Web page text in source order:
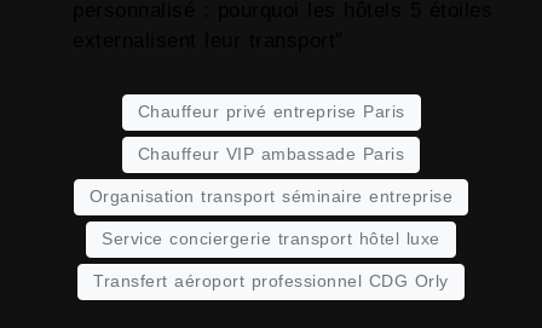
Chauffeur privé entreprise Paris
Chauffeur VIP ambassade Paris
Organisation transport séminaire entreprise
Service conciergerie transport hôtel luxe
Transfert aéroport professionnel CDG Orly